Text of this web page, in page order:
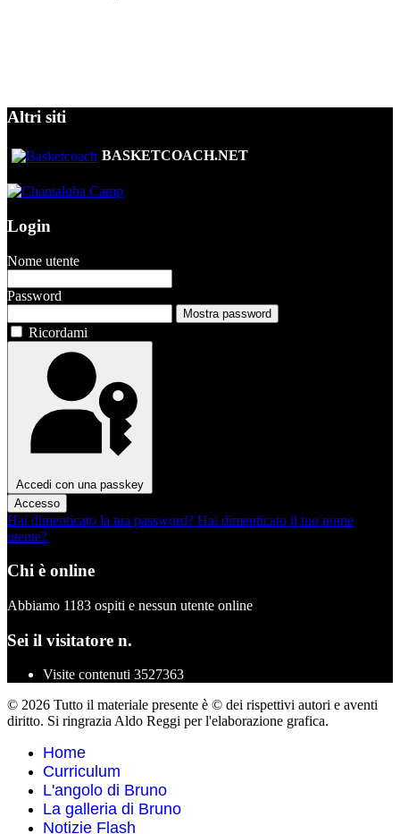
Altri siti
BASKETCOACH.NET
Login
Nome utente
Password
Mostra password
Ricordami
Accedi con una passkey
Accesso
Hai dimenticato la tua password? Hai dimenticato il tuo nome
utente?
Chi è online
Abbiamo 1183 ospiti e nessun utente online
Sei il visitatore n.
Visite contenuti 3527363
© 2026 Tutto il materiale presente è © dei rispettivi autori e aventi
diritto. Si ringrazia Aldo Reggi per l'elaborazione grafica.
Home
Curriculum
L'angolo di Bruno
La galleria di Bruno
Notizie Flash